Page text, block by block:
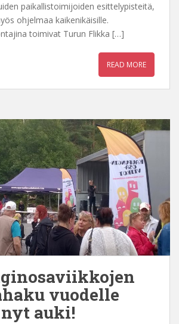
paikallistoimijoiden esittelypisteitä,
ohjelmaa kaikenikäisille.
toimivat Turun Flikka […]
READ MORE
vuodelle
nyt auki!